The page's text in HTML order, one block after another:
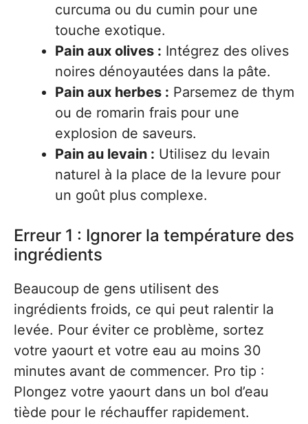
curcuma ou du cumin pour une
touche exotique.
Pain aux olives : Intégrez des olives
noires dénoyautées dans la pâte.
Pain aux herbes : Parsemez de thym
ou de romarin frais pour une
explosion de saveurs.
Pain au levain : Utilisez du levain
naturel à la place de la levure pour
un goût plus complexe.
Erreur 1 : Ignorer la température des
ingrédients
Beaucoup de gens utilisent des
ingrédients froids, ce qui peut ralentir la
levée. Pour éviter ce problème, sortez
votre yaourt et votre eau au moins 30
minutes avant de commencer. Pro tip :
Plongez votre yaourt dans un bol d’eau
tiède pour le réchauffer rapidement.